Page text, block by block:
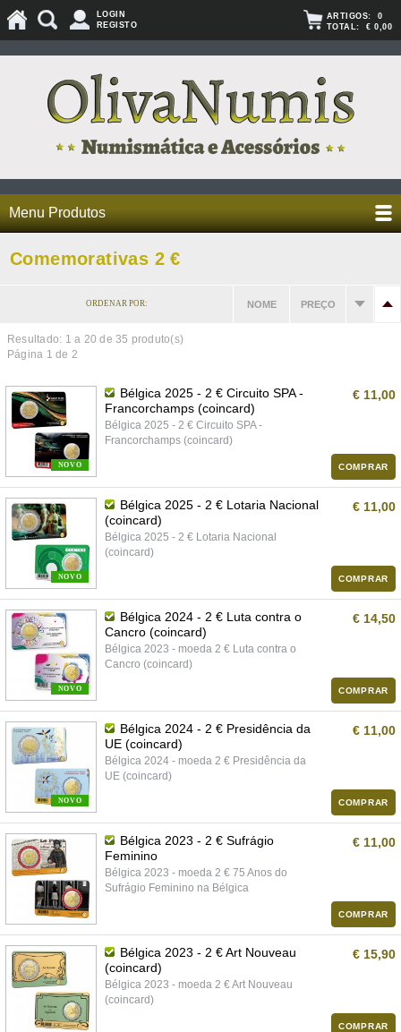
LOGIN
REGISTO
ARTIGOS: 0
TOTAL: € 0,00
Menu Produtos
Comemorativas 2 €
ORDENAR POR: NOME PREÇO
Resultado: 1 a 20 de 35 produto(s)
Página 1 de 2
NOVO
Bélgica 2025 - 2 € Circuito SPA -
Francorchamps (coincard)
Bélgica 2025 - 2 € Circuito SPA -
Francorchamps (coincard)
€ 11,00
COMPRAR
NOVO
Bélgica 2025 - 2 € Lotaria Nacional
(coincard)
Bélgica 2025 - 2 € Lotaria Nacional
(coincard)
€ 11,00
COMPRAR
NOVO
Bélgica 2024 - 2 € Luta contra o
Cancro (coincard)
Bélgica 2023 - moeda 2 € Luta contra o
Cancro (coincard)
€ 14,50
COMPRAR
NOVO
Bélgica 2024 - 2 € Presidência da
UE (coincard)
Bélgica 2024 - moeda 2 € Presidência da
UE (coincard)
€ 11,00
COMPRAR
Bélgica 2023 - 2 € Sufrágio
Feminino
Bélgica 2023 - moeda 2 € 75 Anos do
Sufrágio Feminino na Bélgica
€ 11,00
COMPRAR
Bélgica 2023 - 2 € Art Nouveau
(coincard)
Bélgica 2023 - moeda 2 € Art Nouveau
(coincard)
€ 15,90
COMPRAR